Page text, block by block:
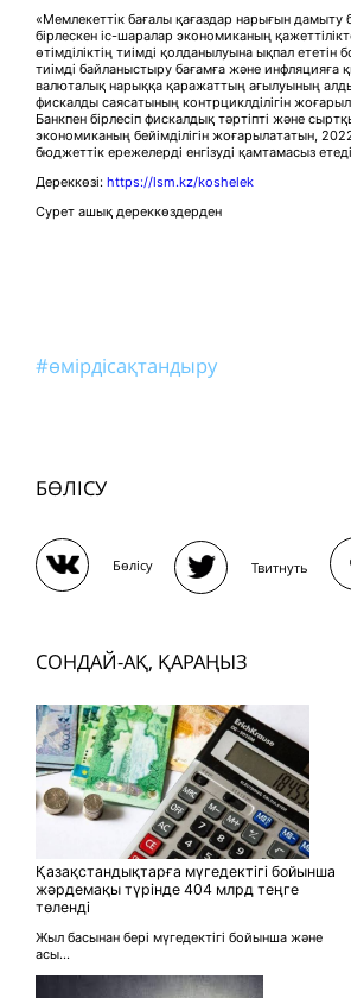
«Мемлекеттік бағалы қағаздар нарығын дамыту
бірлескен іс-шаралар экономиканың
өтімділіктің тиімді қолданылуына ықпал ететін
тиімді байланыстыру бағамға және инфляцияға
валюталық нарыққа қаражаттың ағылуының
фискалды саясатының контрциклділігін
Банкпен бірлесіп фискалдық тәртіпті және
экономиканың бейімділігін жоғарылататын,
бюджеттік ережелерді енгізуді қамтамасыз
Дереккөзі: https://lsm.kz/koshelek
Сурет ашық дереккөздерден
#өмірдісақтандыру
БӨЛІСУ
Бөлісу Твитнуть
СОНДАЙ-АҚ, ҚАРАҢЫЗ
Қазақстандықтарға мүгедектігі бойынша
жәрдемақы түрінде 404 млрд теңге
төленді
Жыл басынан бері мүгедектігі бойынша және
асы...